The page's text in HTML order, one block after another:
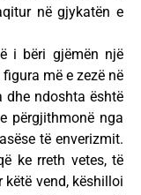
në gjykatën e
i bëri gjëmën një
më e zezë në
dhe ndoshta është
përgjithmonë nga
të enverizmit.
ke rreth vetes, të
vend, këshilloi